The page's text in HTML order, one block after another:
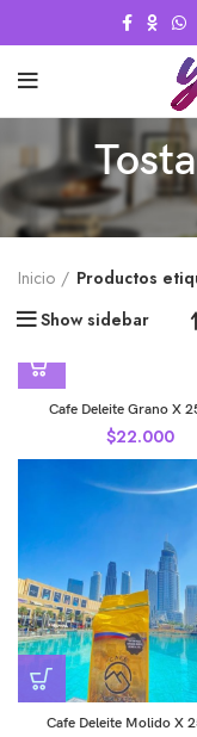
Inicio
Productos
Show sidebar
Cafe Deleite Grano X
$22.000
Cafe Deleite Molido X